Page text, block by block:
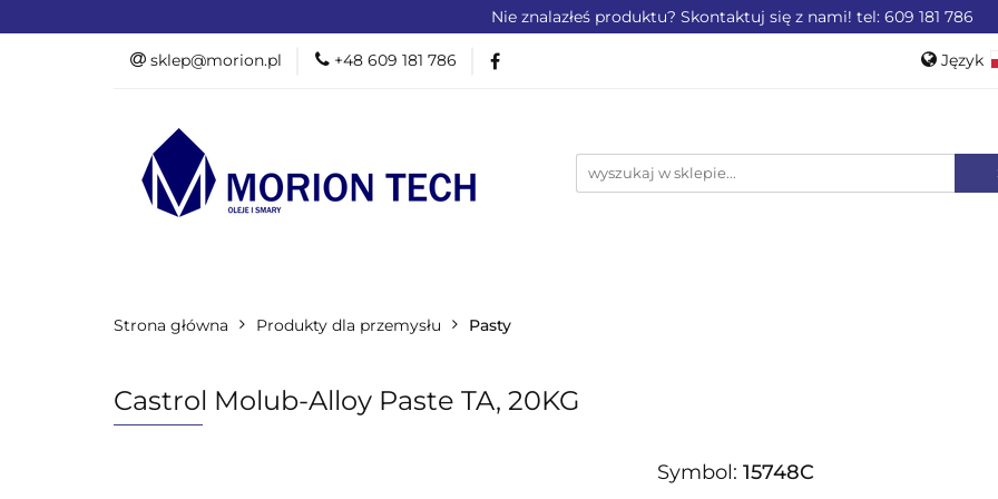
Nie znalazłeś produktu? Skontaktuj się z nami! tel: 609 181 786
sklep@morion.pl +48 609 181 786 Język
PROMOCJE %
OFERTA DLA PRZEMYSŁU OFERTA DLA LOTNICTWA OFERTA
Strona główna Produkty dla przemysłu Pasty
Castrol Molub-Alloy Paste TA, 20KG
Symbol: 15748C